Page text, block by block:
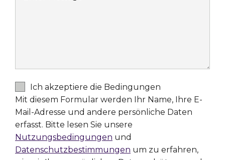
Ich akzeptiere die Bedingungen
Mit diesem Formular werden Ihr Name, Ihre E-
Mail-Adresse und andere persönliche Daten
erfasst. Bitte lesen Sie unsere
Nutzungsbedingungen und
Datenschutzbestimmungen um zu erfahren,